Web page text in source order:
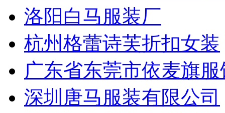
洛阳白马服装厂
杭州格蕾诗芙折扣女装
广东省东莞市依麦旗
深圳唐马服装有限公司